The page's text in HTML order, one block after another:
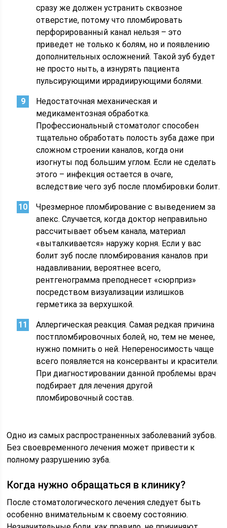
сразу же должен устранить сквозное
отверстие, потому что пломбировать
перфорированный канал нельзя – это
приведет не только к болям, но и появлению
дополнительных осложнений. Такой зуб будет
не просто ныть, а изнурять пациента
пульсирующими иррадиирующими болями.
Недостаточная механическая и
медикаментозная обработка.
Профессиональный стоматолог способен
тщательно обработать полость зуба даже при
сложном строении каналов, когда они
изогнуты под большим углом. Если не сделать
этого – инфекция остается в очаге,
вследствие чего зуб после пломбировки болит.
Чрезмерное пломбирование с выведением за
апекс. Случается, когда доктор неправильно
рассчитывает объем канала, материал
«выталкивается» наружу корня. Если у вас
болит зуб после пломбирования каналов при
надавливании, вероятнее всего,
рентгенограмма преподнесет «сюрприз»
посредством визуализации излишков
герметика за верхушкой.
Аллергическая реакция. Самая редкая причина
постпломбировочных болей, но, тем не менее,
нужно помнить о ней. Непереносимость чаще
всего появляется на консерванты и красители.
При диагностировании данной проблемы врач
подбирает для лечения другой
пломбировочный состав.
Одно из самых распространенных заболеваний зубов.
Без своевременного лечения может привести к
полному разрушению зуба.
Когда нужно обращаться в клинику?
После стоматологического лечения следует быть
особенно внимательным к своему состоянию.